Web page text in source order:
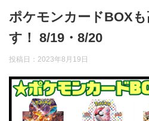
ポケモンカードBOX
す！ 8/19・8/20
投稿日： 2023年8月19日